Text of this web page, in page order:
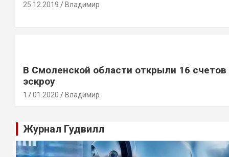
25.12.2019 Владимир
В Смоленской области открыли 16 счетов
эскроу
17.01.2020 Владимир
Журнал Гудвилл